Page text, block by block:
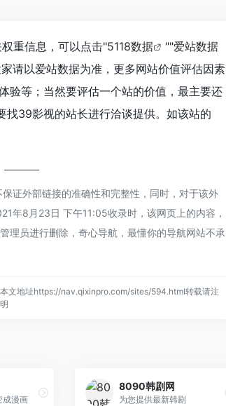
重信息，可以点击"5118数据 ""爱站数据
请以爱站数据为准，更多网站价值评估因素
验等；当然要评估一个站的价值，最主要还
找39影视的站长进行洽谈提供。如该站的
证外部链接的准确性和完整性，同时，对于该外
年8月23日 下午11:05收录时，该网页上的内容，
理员进行删除，奇心导航，最懂你的导航网站不承
本文地址https://nav.qixinpro.com/sites/594.html转载请注
明
成漫画
8090韩剧网
为您提供最新韩剧